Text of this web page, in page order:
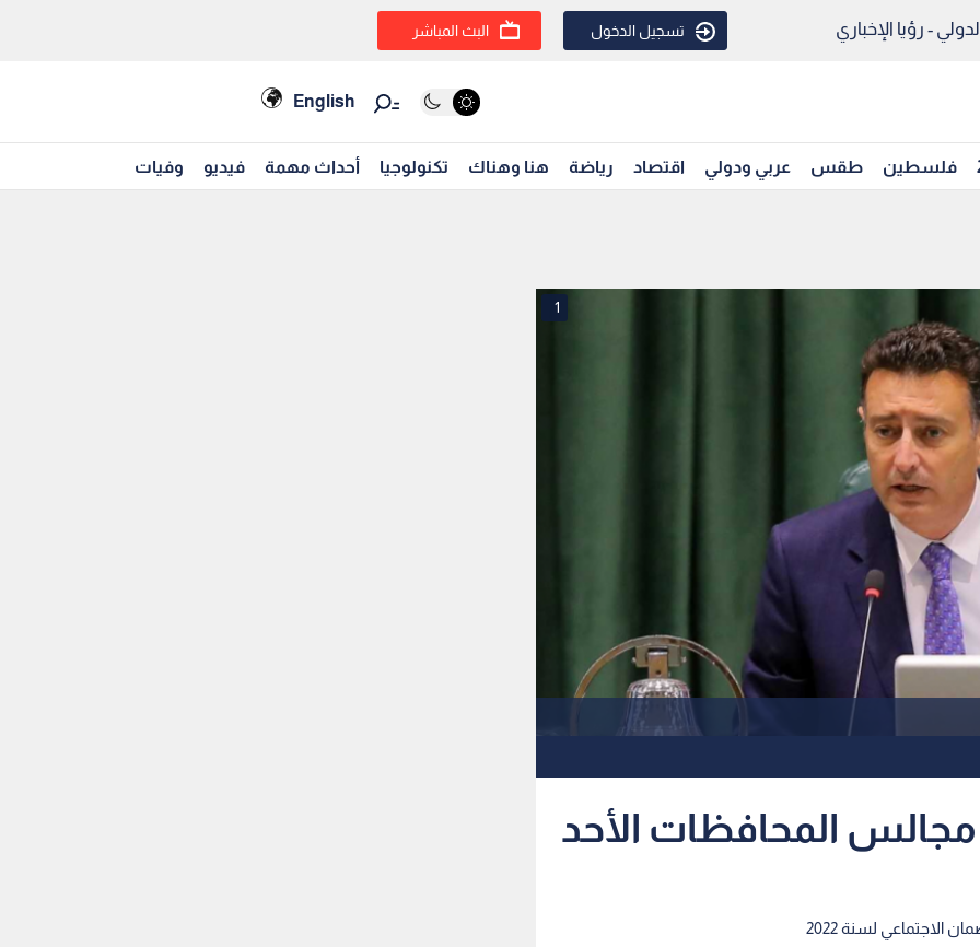
- رؤيا الإخباري تسجيل الدخول البث المباشر
English
فلسطين طقس عربي ودولي اقتصاد رياضة هنا وهناك تكنولوجيا أحداث مهمة فيديو وفيات
1
المحافظات الأحد
لسنة 2022